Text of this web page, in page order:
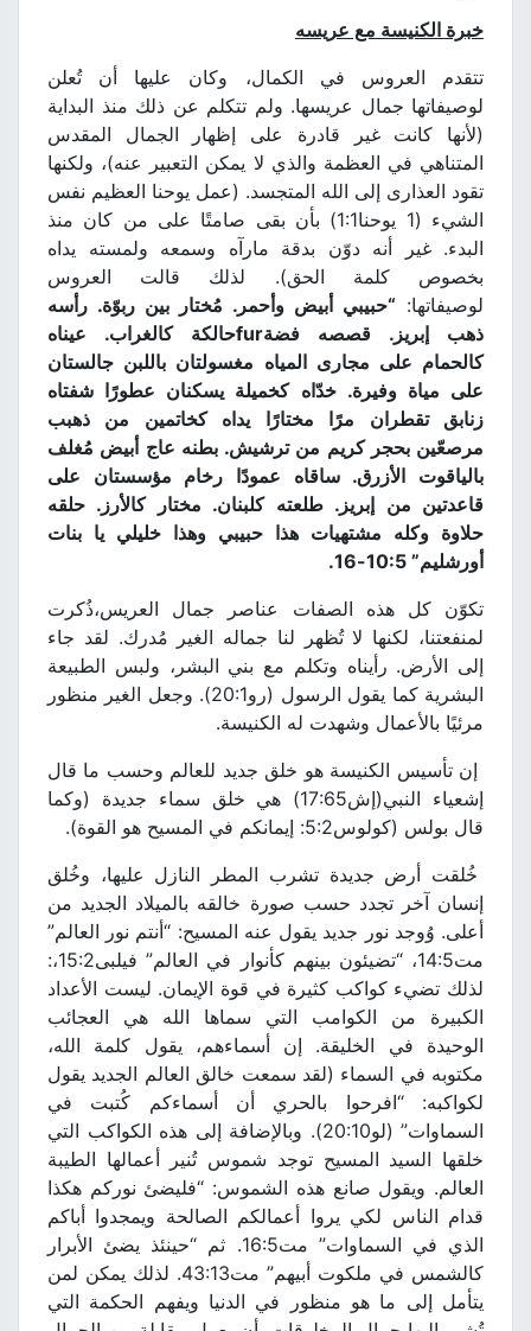
خبرة الكنيسة مع عريسه
تتقدم العروس في الكمال، وكان عليها أن تُعلن
لوصيفاتها جمال عريسها. ولم تتكلم عن ذلك منذ البداية
(لأنها كانت غير قادرة على إظهار الجمال المقدس
المتناهي في العظمة والذي لا يمكن التعبير عنه)، ولكنها
تقود العذارى إلى الله المتجسد. (عمل يوحنا العظيم نفس
الشيء (1 يوحنا1:1) بأن بقى صامتًا على من كان منذ
البدء. غير أنه دوّن بدقة مارآه وسمعه ولمسته يداه
بخصوص كلمة الحق). لذلك قالت العروس
لوصيفاتها:“ حبيبي أبيض وأحمر. مُختار بين ربوّة. رأسه
ذهب إبريز. قصصه فضةfurحالكة كالغراب. عيناه
كالحمام على مجارى المياه مغسولتان باللبن جالستان
على مياة وفيرة. خدّاه كخميلة يسكنان عطورًا شفتاه
زنابق تقطران مرًا مختارًا يداه كخاتمين من ذهبب
مرصعّين بحجر كريم من ترشيش. بطنه عاج أبيض مُغلف
بالياقوت الأزرق. ساقاه عمودًا رخام مؤسستان على
قاعدتين من إبريز. طلعته كلبنان. مختار كالأرز. حلقه
حلاوة وكله مشتهيات هذا حبيبي وهذا خليلي يا بنات
أورشليم” 10:5-16
.
تكوّن كل هذه الصفات عناصر جمال العريس،ذُكرت
لمنفعتنا، لكنها لا تُظهر لنا جماله الغير مُدرك. لقد جاء
إلى الأرض. رأيناه وتكلم مع بني البشر، ولبس الطبيعة
البشرية كما يقول الرسول (رو20:1). وجعل الغير منظور
مرئيًا بالأعمال وشهدت له الكنيسة.
إن تأسيس الكنيسة هو خلق جديد للعالم وحسب ما قال
إشعياء النبي(إش17:65) هي خلق سماء جديدة (وكما
قال بولس (كولوس5:2: إيمانكم في المسيح هو القوة).
خُلقت أرض جديدة تشرب المطر النازل عليها، وخُلق
إنسان آخر تجدد حسب صورة خالقه بالميلاد الجديد من
أعلى. وُوجد نور جديد يقول عنه المسيح: “أنتم نور العالم”
مت14:5، “تضيئون بينهم كأنوار في العالم” فيلبى15:2،:
لذلك تضيء كواكب كثيرة في قوة الإيمان. ليست الأعداد
الكبيرة من الكوامب التي سماها الله هي العجائب
الوحيدة في الخليقة. إن أسماءهم، يقول كلمة الله،
مكتوبه في السماء (لقد سمعت خالق العالم الجديد يقول
لكواكبه: “افرحوا بالحري أن أسماءكم كُتبت في
السماوات” (لو20:10). وبالإضافة إلى هذه الكواكب التي
خلقها السيد المسيح توجد شموس تُنير أعمالها الطيبة
العالم. ويقول صانع هذه الشموس: “فليضئ نوركم هكذا
قدام الناس لكي يروا أعمالكم الصالحة ويمجدوا أباكم
الذي في السماوات” مت16:5. ثم “حينئذ يضئ الأبرار
كالشمس في ملكوت أبيهم” مت43:13. لذلك يمكن لمن
يتأمل إلى ما هو منظور في الدنيا ويفهم الحكمة التي